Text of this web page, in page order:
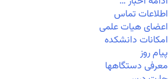
اطلاعات تماس
اعضای هیات علمی
امکانات دانشکده
پیام روز
معرفی دستگاهها